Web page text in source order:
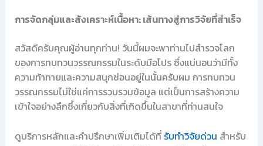
การจัดกลุ่มและสังเคราะห์เนื้อหา: เส้นทางสู่การวิจัยที่สำเร็จ
สวัสดีครับคุณผู้อ่านทุกท่าน! วันนี้ผมจะพาท่านไปสำรวจโลก
ของการทบทวนวรรณกรรมในระดับมือโปร ซึ่งแน่นอนว่ามีทั้ง
ความท้าทายและความสนุกซ่อนอยู่ในนั้นครับผม การทบทวน
วรรณกรรมไม่ใช่แค่การรวบรวมข้อมูล แต่เป็นการสร้างความ
เข้าใจอย่างลึกซึ้งเกี่ยวกับสิ่งที่เกิดขึ้นในสาขาที่ท่านสนใจ
ดูบริการหลักและคำปรึกษาเพิ่มเติมได้ที่ รับทำวิจัยด่วน สำหรับ